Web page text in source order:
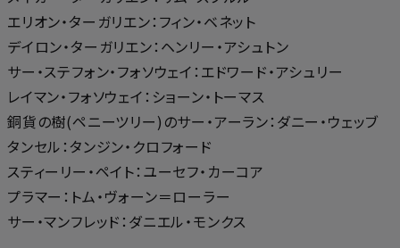
エリオン・ターガリエン：フィン・ベネット
デイロン・ターガリエン：ヘンリー・アシュトン
サー・ステフォン・フォソウェイ：エドワード・アシュリー
レイマン・フォソウェイ：ショーン・トーマス
銅貨の樹(ペニーツリー)のサー・アーラン：ダニー・ウェッブ
タンセル：タンジン・クロフォード
スティーリー・ペイト：ユーセフ・カーコア
プラマー：トム・ヴォーン＝ローラー
サー・マンフレッド：ダニエル・モンクス